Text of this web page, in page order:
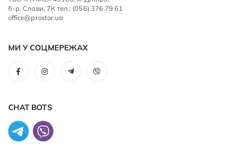
б-р. Слави, 7К тел.: (056) 376 79 61
office@prostor.ua
МИ У СОЦМЕРЕЖАХ
CHAT BOTS